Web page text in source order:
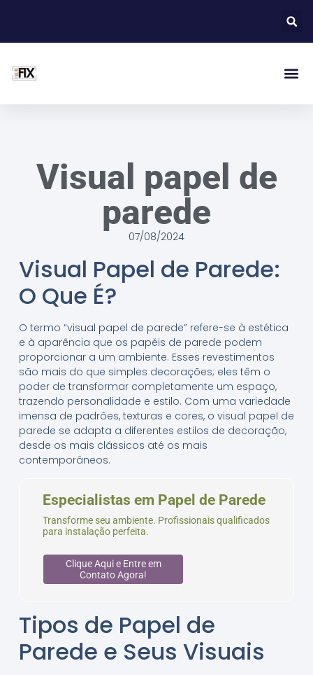
Visual papel de
parede
07/08/2024
Visual Papel de Parede:
O Que É?
O termo “visual papel de parede” refere-se à estética
e à aparência que os papéis de parede podem
proporcionar a um ambiente. Esses revestimentos
são mais do que simples decorações; eles têm o
poder de transformar completamente um espaço,
trazendo personalidade e estilo. Com uma variedade
imensa de padrões, texturas e cores, o visual papel de
parede se adapta a diferentes estilos de decoração,
desde os mais clássicos até os mais
contemporâneos.
Especialistas em Papel de Parede
Transforme seu ambiente. Profissionais qualificados
para instalação perfeita.
Clique Aqui e Entre em
Contato Agora!
Tipos de Papel de
Parede e Seus Visuais